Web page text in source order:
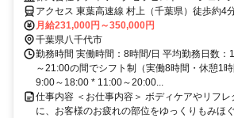
ガーデン八千代店
アクセス 東葉高速線 村上（千葉県）徒歩約4
田台栄町駐輪場口徒歩約16分、京成本線 勝田
駅：村上駅
月給231,000円～350,000円
千葉県八千代市
勤務時間 実働時間：8時間/日 平均勤務日数
～21:00の間でシフト制（実働8時間・休憩1
9:00～18:00 * 11:00～20:00...
仕事内容 ＜お仕事内容＞ ボディケアやリフレ
に、お客様のお疲れの部位をゆっくりもみほ